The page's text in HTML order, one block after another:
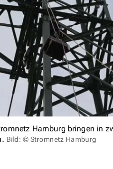
Hamburg bringen in
Bild: © Stromnetz Hamburg